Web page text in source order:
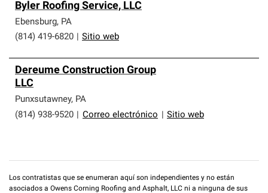
Byler Roofing Service, LLC
Ebensburg, PA
(814) 419-6820
Sitio web
Dereume Construction Group
LLC
Punxsutawney, PA
(814) 938-9520
Correo electrónico Sitio web
Los contratistas que se enumeran aquí son independientes y no están
asociados a Owens Corning Roofing and Asphalt, LLC ni a ninguna de sus